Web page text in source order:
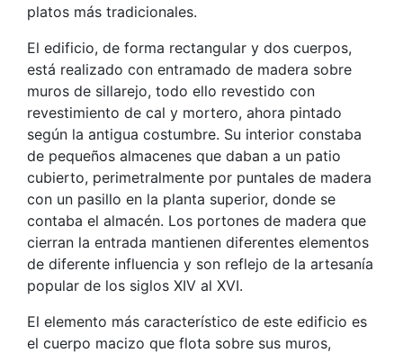
platos más tradicionales.
El edificio, de forma rectangular y dos cuerpos,
está realizado con entramado de madera sobre
muros de sillarejo, todo ello revestido con
revestimiento de cal y mortero, ahora pintado
según la antigua costumbre. Su interior constaba
de pequeños almacenes que daban a un patio
cubierto, perimetralmente por puntales de madera
con un pasillo en la planta superior, donde se
contaba el almacén. Los portones de madera que
cierran la entrada mantienen diferentes elementos
de diferente influencia y son reflejo de la artesanía
popular de los siglos XIV al XVI.
El elemento más característico de este edificio es
el cuerpo macizo que flota sobre sus muros,